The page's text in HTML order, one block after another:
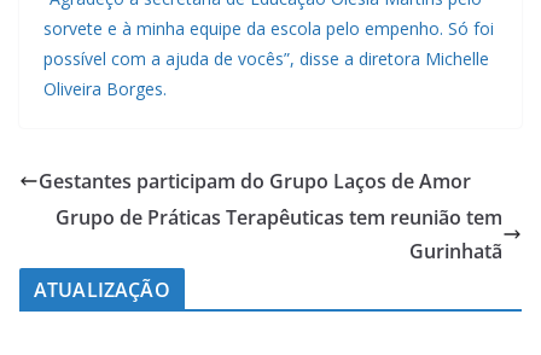
sorvete e à minha equipe da escola pelo empenho. Só foi
possível com a ajuda de vocês”, disse a diretora Michelle
Oliveira Borges.
Gestantes participam do Grupo Laços de Amor
Grupo de Práticas Terapêuticas tem reunião tem
Gurinhatã
ATUALIZAÇÃO